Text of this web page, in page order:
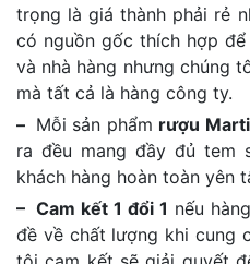
trọng là giá thành phải rẻ
có nguồn gốc thích hợp
và nhà hàng nhưng chúng
mà tất cả là hàng công ty.
– Mỗi sản phẩm rượu
ra đều mang đầy đủ tem
khách hàng hoàn toàn yên
– Cam kết 1 đổi 1 nếu
đề về chất lượng khi cung